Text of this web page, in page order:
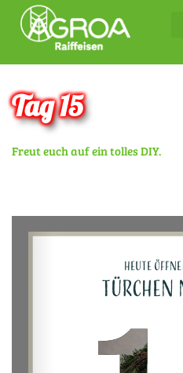
Tag 15
Freut euch auf ein tolles DIY.